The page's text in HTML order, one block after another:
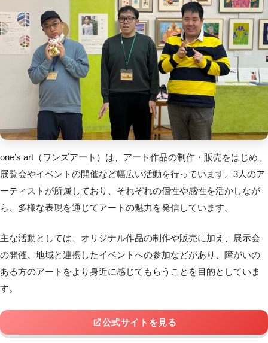
one’s art（ワンズアート）は、アート作品の制作・販売をはじめ、
展覧会やイベントの開催など幅広い活動を行っています。3人のア
ーティストが所属しており、それぞれの個性や感性を活かしなが
ら、多様な表現を通じてアートの魅力を発信しています。
主な活動としては、オリジナル作品の制作や販売に加え、展示会
の開催、地域と連携したイベントへの参加などがあり、障がいの
ある方のアートをより身近に感じてもらうことを目的としていま
す。
公式サイトを見る